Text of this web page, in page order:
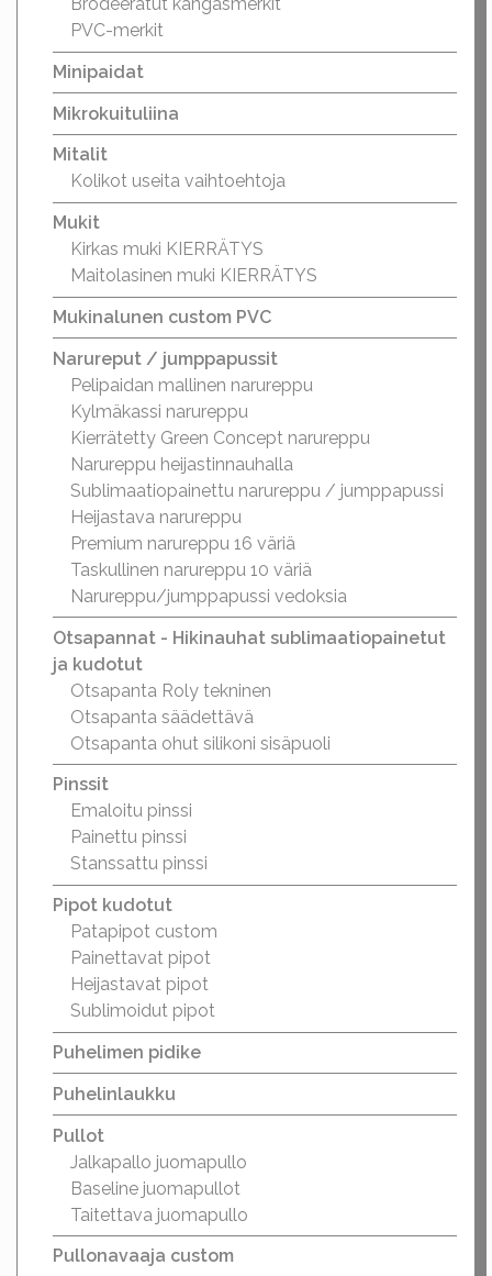
PVC-merkit
Minipaidat
Mikrokuituliina
Mitalit
Kolikot useita vaihtoehtoja
Mukit
Kirkas muki KIERRÄTYS
Maitolasinen muki KIERRÄTYS
Mukinalunen custom PVC
Narureput / jumppapussit
Pelipaidan mallinen narureppu
Kylmäkassi narureppu
Kierrätetty Green Concept narureppu
Narureppu heijastinnauhalla
Sublimaatiopainettu narureppu / jumppapussi
Heijastava narureppu
Premium narureppu 16 väriä
Taskullinen narureppu 10 väriä
Narureppu/jumppapussi vedoksia
Otsapannat - Hikinauhat sublimaatiopainetut
ja kudotut
Otsapanta Roly tekninen
Otsapanta säädettävä
Otsapanta ohut silikoni sisäpuoli
Pinssit
Emaloitu pinssi
Painettu pinssi
Stanssattu pinssi
Pipot kudotut
Patapipot custom
Painettavat pipot
Heijastavat pipot
Sublimoidut pipot
Puhelimen pidike
Puhelinlaukku
Pullot
Jalkapallo juomapullo
Baseline juomapullot
Taitettava juomapullo
Pullonavaaja custom